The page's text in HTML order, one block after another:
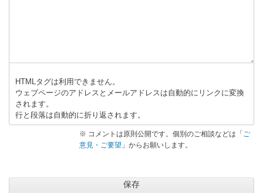
HTMLタグは利用できません。
ウェブページのアドレスとメールアドレスは自動的にリンクに変換
されます。
行と段落は自動的に折り返されます。
※ コメントは原則公開です。個別のご相談などは「 ご
意見・ご要望 」からお願いします。